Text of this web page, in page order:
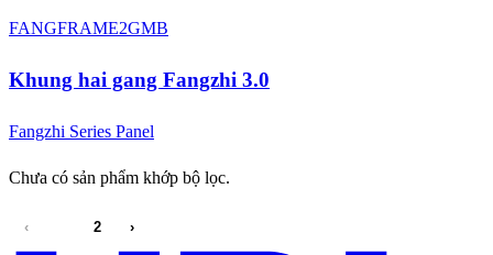
FANGFRAME2GMB
Khung hai gang Fangzhi 3.0
Fangzhi Series Panel
Chưa có sản phẩm khớp bộ lọc.
‹ 2 ›